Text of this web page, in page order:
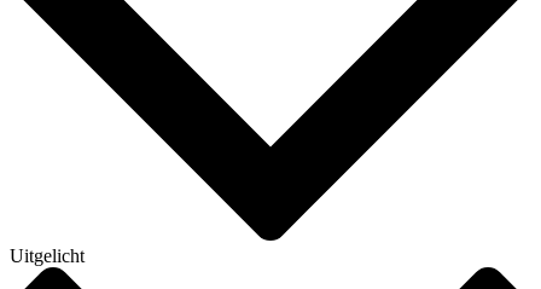
Uitgelicht